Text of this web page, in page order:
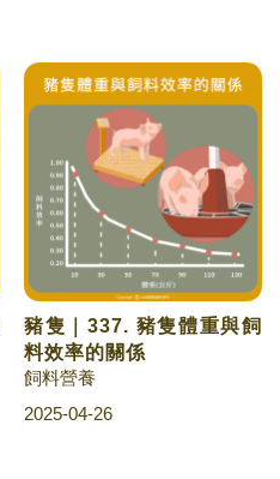
豬隻｜337. 豬隻體重與飼
料效率的關係
飼料營養
2025-04-26